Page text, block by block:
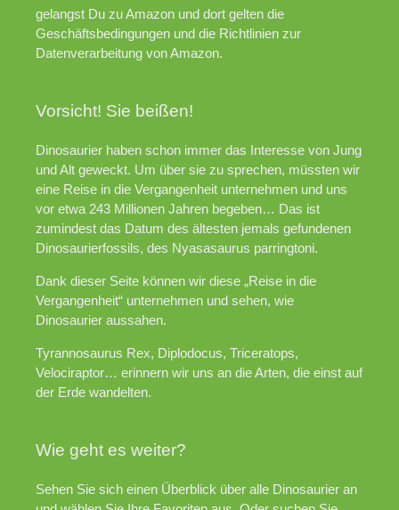
gelangst Du zu Amazon und dort gelten die
Geschäftsbedingungen und die Richtlinien zur
Datenverarbeitung von Amazon.
Vorsicht! Sie beißen!
Dinosaurier haben schon immer das Interesse von Jung
und Alt geweckt. Um über sie zu sprechen, müssten wir
eine Reise in die Vergangenheit unternehmen und uns
vor etwa 243 Millionen Jahren begeben… Das ist
zumindest das Datum des ältesten jemals gefundenen
Dinosaurierfossils, des Nyasasaurus parringtoni.
Dank dieser Seite können wir diese „Reise in die
Vergangenheit“ unternehmen und sehen, wie
Dinosaurier aussahen.
Tyrannosaurus Rex, Diplodocus, Triceratops,
Velociraptor… erinnern wir uns an die Arten, die einst auf
der Erde wandelten.
Wie geht es weiter?
Sehen Sie sich einen Überblick über alle Dinosaurier an